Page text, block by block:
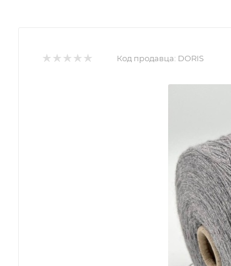
Код продавца: DORIS